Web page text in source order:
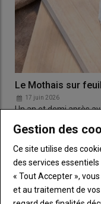
Le Mothais sur
17 juin 2026
Un an et demi après
le Mothais sur feuille
Gestion des
Ce site utilise des
des services
« Tout Accepter »,
et au traitement de